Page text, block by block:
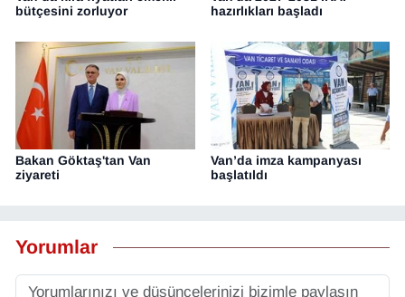
bütçesini zorluyor
hazırlıkları başladı
Bakan Göktaş'tan Van
ziyareti
Van’da imza kampanyası
başlatıldı
Yorumlar